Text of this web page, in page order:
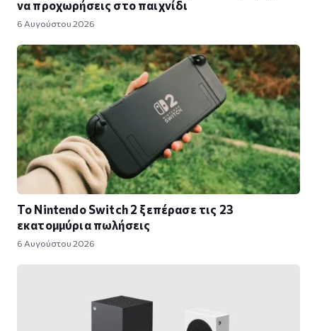
να προχωρήσεις στο παιχνίδι
6 Αυγούστου 2026
Το Nintendo Switch 2 ξεπέρασε τις 23
εκατομμύρια πωλήσεις
6 Αυγούστου 2026